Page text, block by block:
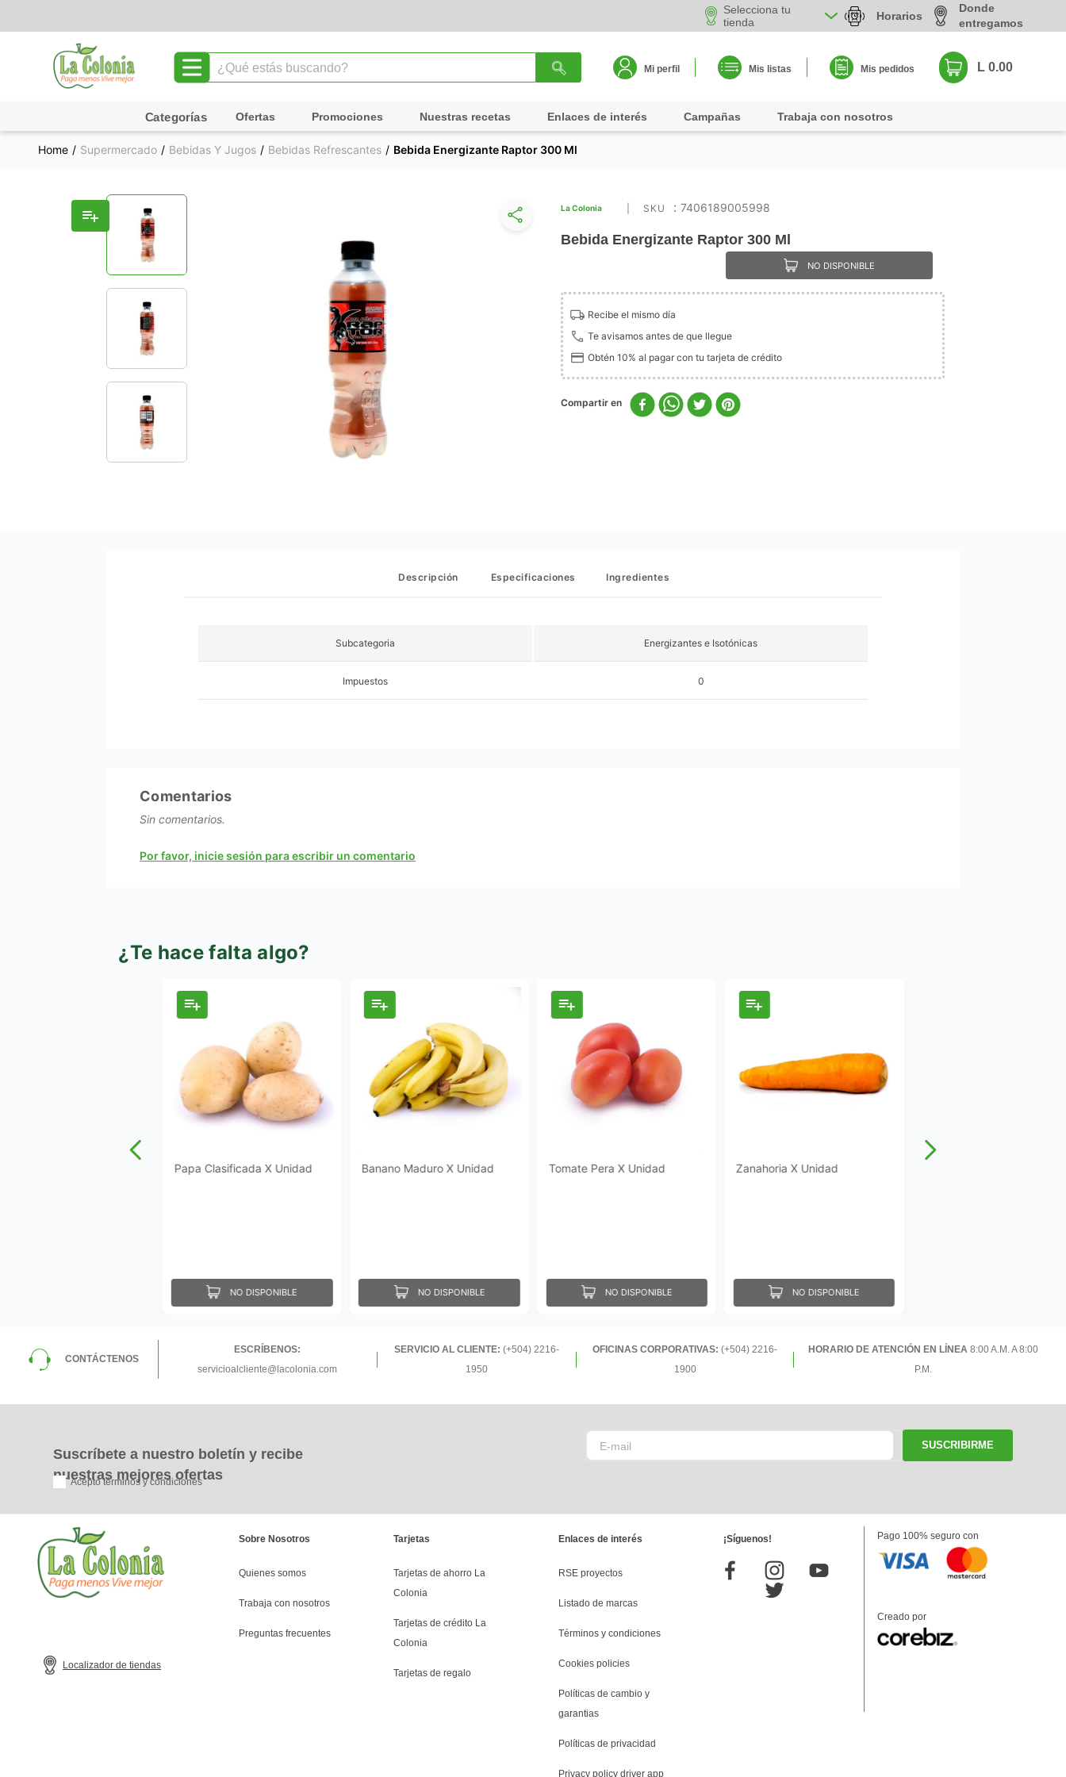
Selecciona tu
tienda
Horarios
Donde
entregamos
¿Qué estás buscando?
Mi perfil Mis listas Mis pedidos L 0.00
Ofertas Promociones Nuestras recetas Enlaces de interés Campañas Trabaja con nosotros
Supermercado Bebidas Y Jugos Bebidas Refrescantes Bebida Energizante Raptor 300 Ml
La Colonia : 7406189005998
Bebida Energizante Raptor 300 Ml
NO DISPONIBLE
Recibe el mismo día
Te avisamos antes de que llegue
Obtén 10% al pagar con tu tarjeta de crédito
Descripción Especificaciones Ingredientes
Subcategoria Energizantes e Isotónicas
Impuestos 0
Comentarios
Por favor, inicie sesión para escribir un comentario
Sin comentarios.
¿Te hace falta algo?
Papa Clasificada X Unidad
NO DISPONIBLE
Banano Maduro X Unidad
NO DISPONIBLE
Tomate Pera X Unidad
NO DISPONIBLE
Zanahoria X Unidad
NO DISPONIBLE
CONTÁCTENOS
ESCRÍBENOS:
servicioalcliente@lacolonia.com
SERVICIO AL CLIENTE: (+504) 2216-
1950
OFICINAS CORPORATIVAS: (+504) 2216-
1900
HORARIO DE ATENCIÓN EN LÍNEA 8:00 A.M. A 8:00
P.M.
Suscríbete a nuestro boletín y recibe
nuestras mejores ofertas
SUSCRIBIRME
Acepto términos y condiciones
Localizador de tiendas
Sobre Nosotros
Quienes somos
Trabaja con nosotros
Preguntas frecuentes
Tarjetas
Tarjetas de ahorro La
Colonia
Tarjetas de crédito La
Colonia
Tarjetas de regalo
Enlaces de interés
RSE proyectos
Listado de marcas
Términos y condiciones
Cookies policies
Políticas de cambio y
garantias
Políticas de privacidad
Privacy policy driver app
¡Síguenos! Pago 100% seguro con
Creado por
TÉRMINOS MÁS BUSCADOS
1.
leche
queso
galletas
azucar